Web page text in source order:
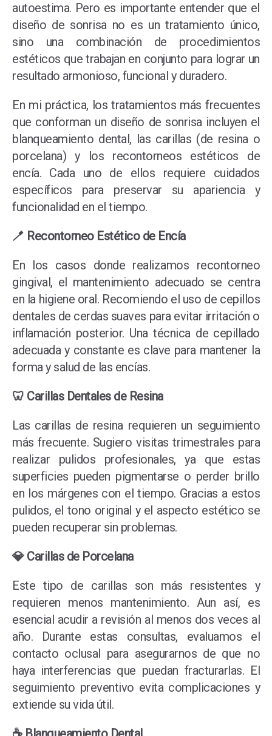
autoestima. Pero es importante entender que el
diseño de sonrisa no es un tratamiento único,
sino una combinación de procedimientos
estéticos que trabajan en conjunto para lograr un
resultado armonioso, funcional y duradero.
En mi práctica, los tratamientos más frecuentes
que conforman un diseño de sonrisa incluyen el
blanqueamiento dental, las carillas (de resina o
porcelana) y los recontorneos estéticos de
encía. Cada uno de ellos requiere cuidados
específicos para preservar su apariencia y
funcionalidad en el tiempo.
🪥 Recontorneo Estético de Encía
En los casos donde realizamos recontorneo
gingival, el mantenimiento adecuado se centra
en la higiene oral. Recomiendo el uso de cepillos
dentales de cerdas suaves para evitar irritación o
inflamación posterior. Una técnica de cepillado
adecuada y constante es clave para mantener la
forma y salud de las encías.
🦷 Carillas Dentales de Resina
Las carillas de resina requieren un seguimiento
más frecuente. Sugiero visitas trimestrales para
realizar pulidos profesionales, ya que estas
superficies pueden pigmentarse o perder brillo
en los márgenes con el tiempo. Gracias a estos
pulidos, el tono original y el aspecto estético se
pueden recuperar sin problemas.
💎 Carillas de Porcelana
Este tipo de carillas son más resistentes y
requieren menos mantenimiento. Aun así, es
esencial acudir a revisión al menos dos veces al
año. Durante estas consultas, evaluamos el
contacto oclusal para asegurarnos de que no
haya interferencias que puedan fracturarlas. El
seguimiento preventivo evita complicaciones y
extiende su vida útil.